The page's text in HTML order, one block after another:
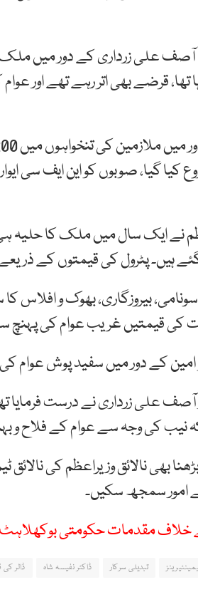
آصف علی زرداری کے دور میں
تھا، قرضے بھی اتر رہے تھے اور
کیا گیا، صوبوں کو این ایف سی
نے ایک سال میں ملک کا حلیہ
ہیں۔ پٹرول کی قیمتوں کے ذریعے
بیروزگاری، بھوک و افلاس
کی قیمتیں غریب عوام کی پہنچ
و امین کے دور میں سفید پوش
آصف علی زرداری نے درست
کی وجہ سے عوام کے فلاح و
بھی نالائق وزیراعظم کی
امور سمجھ سکیں۔
مقدمات حکومتی بوکھلاہٹ
تبدیلی سرکار ڈاکٹر نفیسہ شاہ ڈالر